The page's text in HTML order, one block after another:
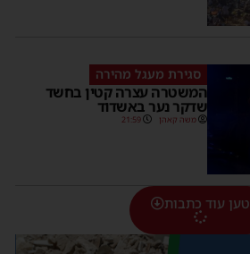
סגירת מעגל מהירה
המשטרה עצרה קטין בחשד
שדקר נער באשדוד
משה קאהן 21:59
טען עוד כתבות